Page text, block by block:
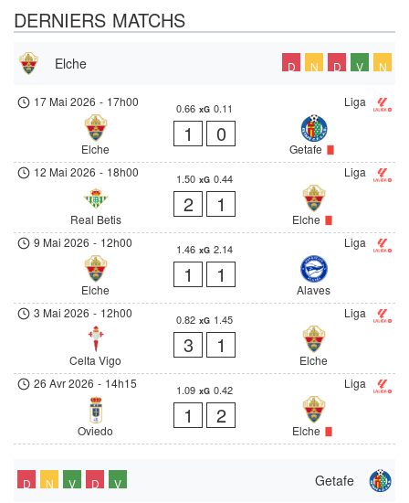
DERNIERS MATCHS
Elche D N D V N
Liga
17 Mai 2026 - 17h00
Elche
0.66 xG 0.11
1 0
Getafe
Liga
12 Mai 2026 - 18h00
Real Betis
1.50 xG 0.44
2 1
Elche
Liga
9 Mai 2026 - 12h00
Elche
1.46 xG 2.14
1 1
Alaves
Liga
3 Mai 2026 - 12h00
Celta Vigo
0.82 xG 1.45
3 1
Elche
Liga
26 Avr 2026 - 14h15
Oviedo
1.09 xG 0.42
1 2
Elche
Getafe
D N V D V